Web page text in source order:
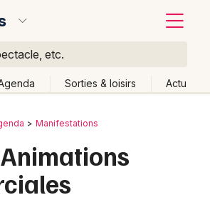
etc.
Sorties & loisirs Actu
Manifestations
Changer de lieu